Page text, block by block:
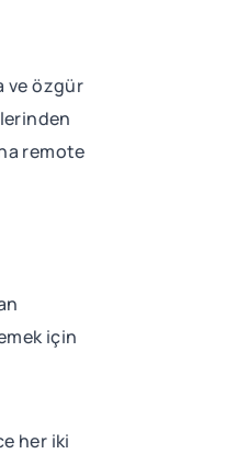
ve özgür
remote
için
her iki